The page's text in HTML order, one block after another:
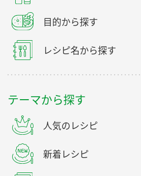
目的から探す
レシピ名から探す
テーマから探す
人気のレシピ
新着レシピ